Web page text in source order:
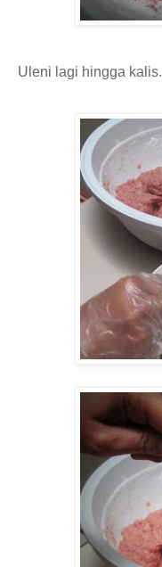
Uleni lagi hingga kalis.